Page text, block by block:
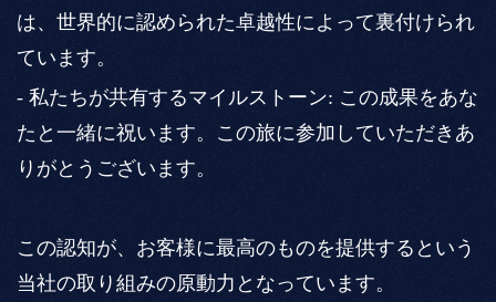
は、世界的に認められた卓越性によって裏付けられ
ています。
- 私たちが共有するマイルストーン: この成果をあな
たと一緒に祝います。この旅に参加していただきあ
りがとうございます。
この認知が、お客様に最高のものを提供するという
当社の取り組みの原動力となっています。